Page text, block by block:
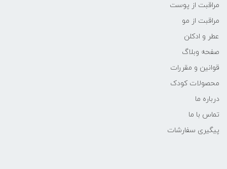
مراقبت از پوست
مراقبت از مو
عطر و ادکلن
صفحه وبلاگ
قوانین و مقررات
محصولات کودک
درباره ما
تماس با ما
پیگیری سفارشات